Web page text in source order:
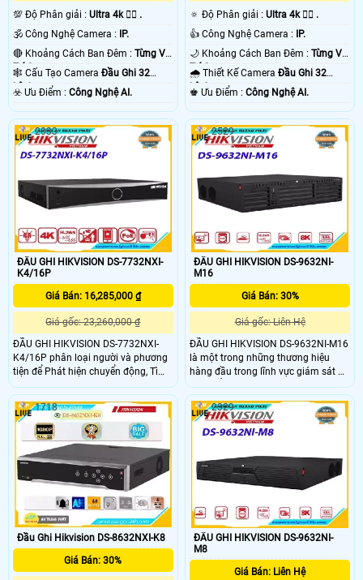
💯 Độ Phân giải : Ultra 4k 👍🏾 .
🕉️ Công Nghệ Camera :
IP.
🔴 Khoảng Cách Ban Đêm : Từng Vị
Trí Camera .
🕸️ Cấu Tạo Camera Đầu Ghi 32
kênh.
️☣️ Ưu Điểm : Công Nghệ AI.
🔅 Độ Phân giải :Ultra 4k 👍🏾 .
👍 Công Nghệ Camera :
IP.
🌙 Khoảng Cách Ban Đêm :Từng Vị
Trí Camera .
🌧️ Thiết Kế CameraĐầu Ghi 32
kênh.
️♚ Ưu Điểm :Công Nghệ AI.
ĐẦU GHI HIKVISION DS-7732NXI-
K4/16P
Giá Bán: 16,285,000 ₫
Giá gốc: 23,260,000 ₫
ĐẦU GHI HIKVISION DS-7732NXI-
K4/16P phân loại người và phương
tiện để Phát hiện chuyển động, Tìm
kiếm mục tiêu nhanh và Nhận dạng
khuôn mặt 1Ch. (luồng video) hoặc
4ch khi nhận dạng hình ảnh khuôn
mặt. Thiết bị này có 16 giao diện
cấp nguồn qua Ethernet(PoE) để cài
đặt camera plug-and-play mà không
cần thêm cáp nguồn.
2033
ĐẦU GHI HIKVISION DS-9632NI-
M16
Giá Bán: 30%
Giá gốc: Liên Hệ
ĐẦU GHI HIKVISION DS-9632NI-M16
là một trong những thương hiệu
hàng đầu trong lĩnh vực giám sát an
ninh. ĐẦU GHI HIKVISION DS-
9632NI-M16 được thiết kế để đáp
ứng nhu cầu giám sát an ninh trong
các môi trường quan trọng như
nhà máy, văn phòng, cửa hàng, siêu
thị, và nhiều ứng dụng khác.
2529
Đầu Ghi Hikvision DS-8632NXI-K8
Giá Bán: 30%
1718
ĐẦU GHI HIKVISION DS-9632NI-
M8
Giá Bán: Liên Hệ
2329